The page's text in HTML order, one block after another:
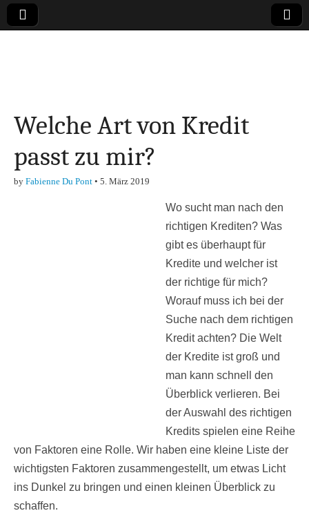
Finanzen,
Marketing-, Vertrieb-
& Investment-Tipps
Welche Art von Kredit
passt zu mir?
by Fabienne Du Pont • 5. März 2019
Wo sucht man nach den
richtigen Krediten? Was
gibt es überhaupt für
Kredite und welcher ist
der richtige für mich?
Worauf muss ich bei der
Suche nach dem richtigen
Kredit achten? Die Welt
der Kredite ist groß und
man kann schnell den
Überblick verlieren. Bei
der Auswahl des richtigen
Kredits spielen eine Reihe
von Faktoren eine Rolle. Wir haben eine kleine Liste der
wichtigsten Faktoren zusammengestellt, um etwas Licht
ins Dunkel zu bringen und einen kleinen Überblick zu
schaffen.